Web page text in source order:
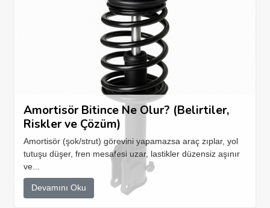
Amortisör Bitince Ne Olur? (Belirtiler,
Riskler ve Çözüm)
Amortisör (şok/strut) görevini yapamazsa araç zıplar, yol
tutuşu düşer, fren mesafesi uzar, lastikler düzensiz aşınır
ve...
Devamını Oku